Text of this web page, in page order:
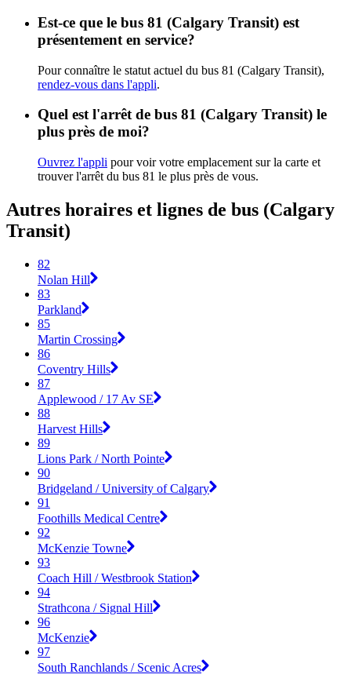
Est-ce que le bus 81 (Calgary Transit) est
présentement en service?
Pour connaître le statut actuel du bus 81 (Calgary Transit),
rendez-vous dans l'appli.
Quel est l'arrêt de bus 81 (Calgary Transit) le
plus près de moi?
Ouvrez l'appli pour voir votre emplacement sur la carte et
trouver l'arrêt du bus 81 le plus près de vous.
Autres horaires et lignes de bus (Calgary
Transit)
82
Nolan Hill
83
Parkland
85
Martin Crossing
86
Coventry Hills
87
Applewood / 17 Av SE
88
Harvest Hills
89
Lions Park / North Pointe
90
Bridgeland / University of Calgary
91
Foothills Medical Centre
92
McKenzie Towne
93
Coach Hill / Westbrook Station
94
Strathcona / Signal Hill
96
McKenzie
97
South Ranchlands / Scenic Acres